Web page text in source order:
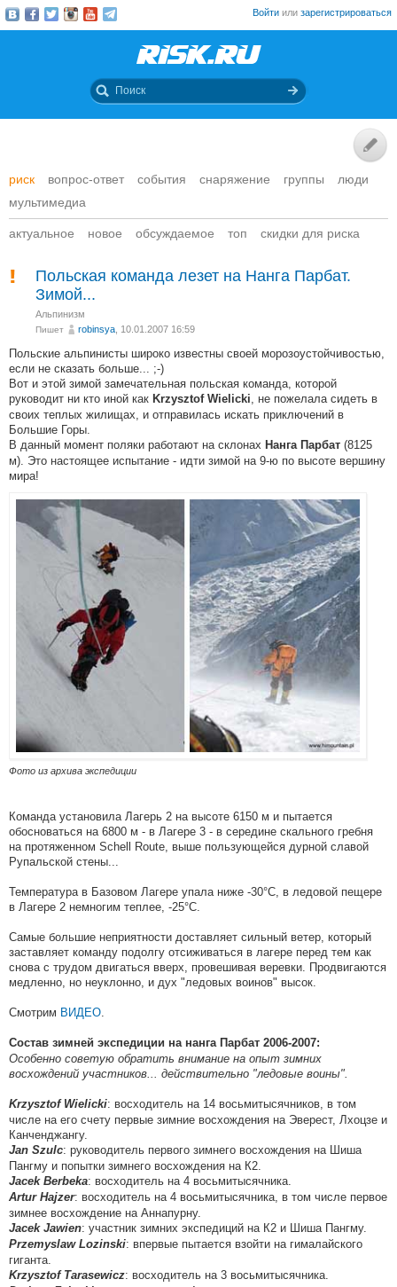
Войти или зарегистрироваться
риск вопрос-ответ события снаряжение группы
люди
мультимедиа
актуальное новое обсуждаемое топ скидки для риска
Польская команда лезет на Нанга Парбат.
Зимой...
Альпинизм
Пишет robinsya , 10.01.2007 16:59
Польские альпинисты широко известны своей морозоустойчивостью,
если не сказать больше... ;-)
Вот и этой зимой замечательная польская команда, которой
руководит ни кто иной как Krzysztof Wielicki, не пожелала сидеть в
своих теплых жилищах, и отправилась искать приключений в
Большие Горы.
В данный момент поляки работают на склонах Нанга Парбат (8125
м). Это настоящее испытание - идти зимой на 9-ю по высоте вершину
мира!
Фото из архива экспедиции
Команда установила Лагерь 2 на высоте 6150 м и пытается
обосноваться на 6800 м - в Лагере 3 - в середине скального гребня
на протяженном Schell Route, выше пользующейся дурной славой
Рупальской стены...
Температура в Базовом Лагере упала ниже -30°C, в ледовой пещере
в Лагере 2 немногим теплее, -25°C.
Самые большие неприятности доставляет сильный ветер, который
заставляет команду подолгу отсиживаться в лагере перед тем как
снова с трудом двигаться вверх, провешивая веревки. Продвигаются
медленно, но неуклонно, и дух "ледовых воинов" высок.
Смотрим ВИДЕО.
Состав зимней экспедиции на нанга Парбат 2006-2007:
Особенно советую обратить внимание на опыт зимних
восхождений участников... действительно "ледовые воины".
Krzysztof Wielicki: восходитель на 14 восьмитысячников, в том
числе на его счету первые зимние восхождения на Эверест, Лхоцзе и
Канченджангу.
Jan Szulc: руководитель первого зимнего восхождения на Шиша
Пангму и попытки зимнего восхождения на К2.
Jacek Berbeka: восходитель на 4 восьмитысячника.
Artur Hajzer: восходитель на 4 восьмитысячника, в том числе первое
зимнее восхождение на Аннапурну.
Jacek Jawien: участник зимних экспедиций на К2 и Шиша Пангму.
Przemyslaw Lozinski: впервые пытается взойти на гималайского
гиганта.
Krzysztof Tarasewicz: восходитель на 3 восьмитысячника.